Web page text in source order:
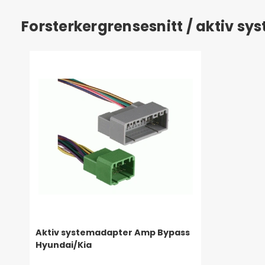
Forsterkergrensesnitt / aktiv
Aktiv systemadapter Amp Bypass
Hyundai/Kia